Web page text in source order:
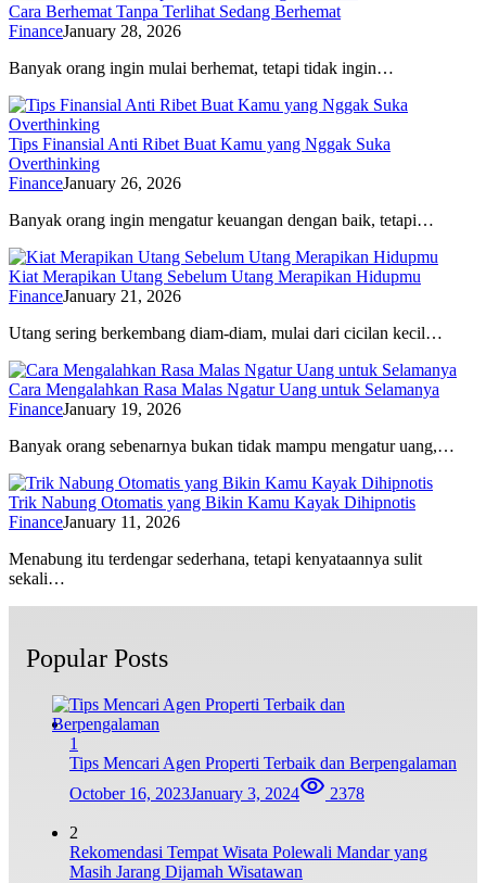
Cara Berhemat Tanpa Terlihat Sedang Berhemat
FinanceJanuary 28, 2026
Banyak orang ingin mulai berhemat, tetapi tidak ingin…
Tips Finansial Anti Ribet Buat Kamu yang Nggak Suka
Overthinking
FinanceJanuary 26, 2026
Banyak orang ingin mengatur keuangan dengan baik, tetapi…
Kiat Merapikan Utang Sebelum Utang Merapikan Hidupmu
FinanceJanuary 21, 2026
Utang sering berkembang diam-diam, mulai dari cicilan kecil…
Cara Mengalahkan Rasa Malas Ngatur Uang untuk Selamanya
FinanceJanuary 19, 2026
Banyak orang sebenarnya bukan tidak mampu mengatur uang,…
Trik Nabung Otomatis yang Bikin Kamu Kayak Dihipnotis
FinanceJanuary 11, 2026
Menabung itu terdengar sederhana, tetapi kenyataannya sulit
sekali…
Popular Posts
1
Tips Mencari Agen Properti Terbaik dan Berpengalaman
October 16, 2023January 3, 2024 2378
2
Rekomendasi Tempat Wisata Polewali Mandar yang
Masih Jarang Dijamah Wisatawan